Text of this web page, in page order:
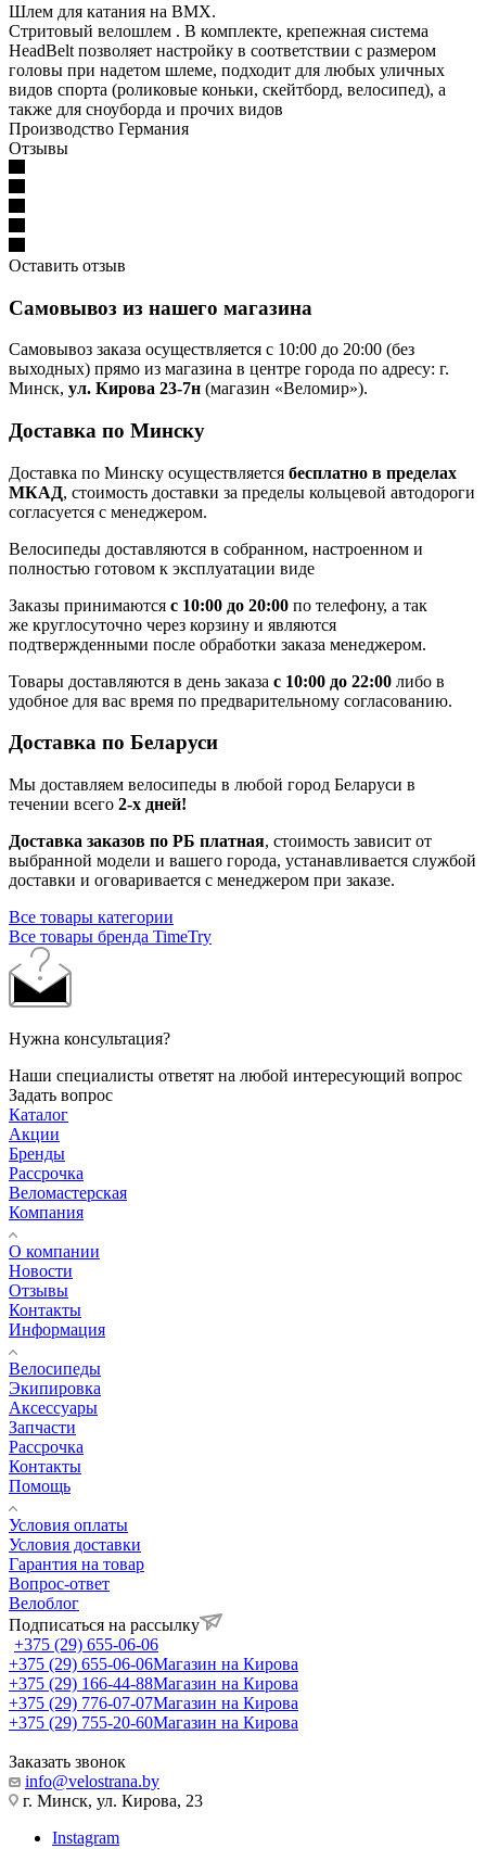
Шлем для катания на BMX.
Стритовый велошлем . В комплекте, крепежная система
HeadBelt позволяет настройку в соответствии с размером
головы при надетом шлеме, подходит для любых уличных
видов спорта (роликовые коньки, скейтборд, велосипед), а
также для сноуборда и прочих видов
Производство Германия
Отзывы
Оставить отзыв
Самовывоз из нашего магазина
Самовывоз заказа осуществляется с 10:00 до 20:00 (без
выходных) прямо из магазина в центре города по адресу: г.
Минск, ул. Кирова 23-7н (магазин «Веломир»).
Доставка по Минску
Доставка по Минску осуществляется бесплатно в пределах
МКАД, стоимость доставки за пределы кольцевой автодороги
согласуется с менеджером.
Велосипеды доставляются в собранном, настроенном и
полностью готовом к эксплуатации виде
Заказы принимаются с 10:00 до 20:00 по телефону, а так
же круглосуточно через корзину и являются
подтвержденными после обработки заказа менеджером.
Товары доставляются в день заказа с 10:00 до 22:00 либо в
удобное для вас время по предварительному согласованию.
Доставка по Беларуси
Мы доставляем велосипеды в любой город Беларуси в
течении всего 2-х дней!
Доставка заказов по РБ платная, стоимость зависит от
выбранной модели и вашего города, устанавливается службой
доставки и оговаривается с менеджером при заказе.
Все товары категории
Все товары бренда TimeTry
Нужна консультация?
Наши специалисты ответят на любой интересующий вопрос
Задать вопрос
Каталог
Акции
Бренды
Рассрочка
Веломастерская
Компания
О компании
Новости
Отзывы
Контакты
Информация
Велосипеды
Экипировка
Аксессуары
Запчасти
Рассрочка
Контакты
Помощь
Условия оплаты
Условия доставки
Гарантия на товар
Вопрос-ответ
Велоблог
Подписаться на рассылку
+375 (29) 655-06-06
+375 (29) 655-06-06Магазин на Кирова
+375 (29) 166-44-88Магазин на Кирова
+375 (29) 776-07-07Магазин на Кирова
+375 (29) 755-20-60Магазин на Кирова
Заказать звонок
info@velostrana.by
г. Минск, ул. Кирова, 23
Instagram